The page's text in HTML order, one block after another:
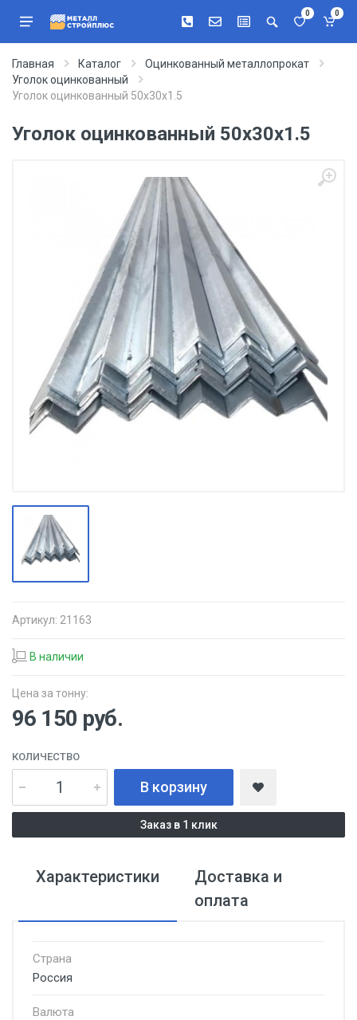
0 0
Главная Каталог
Оцинкованный металлопрокат
Уголок оцинкованный
Уголок оцинкованный 50х30х1.5
Уголок оцинкованный 50х30х1.5
Артикул: 21163
В наличии
Цена за тонну:
96 150 руб.
КОЛИЧЕСТВО
В корзину
Заказ в 1 клик
Характеристики
Доставка и
оплата
Страна
Россия
Валюта